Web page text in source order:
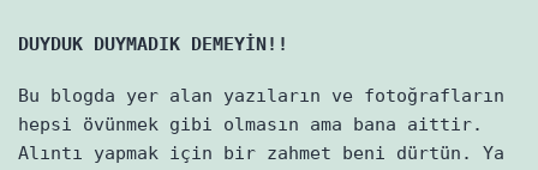
DUYDUK DUYMADIK DEMEYİN!!
Bu blogda yer alan yazıların ve fotoğrafların
hepsi övünmek gibi olmasın ama bana aittir.
Alıntı yapmak için bir zahmet beni dürtün. Ya